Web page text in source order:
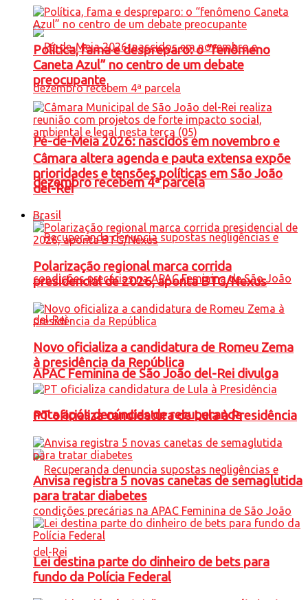
Pé-de-Meia 2026: nascidos em novembro e
dezembro recebem 4ª parcela
APAC Feminina de São João del-Rei divulga
nota após denúncias de recuperanda
Política, fama e despreparo: o “fenômeno
Caneta Azul” no centro de um debate
preocupante
Câmara altera agenda e pauta extensa expõe
prioridades e tensões políticas em São João
del-Rei
Brasil
Polarização regional marca corrida
presidencial de 2026, aponta BTG/Nexus
Novo oficializa a candidatura de Romeu Zema
à presidência da República
PT oficializa candidatura de Lula à Presidência
Anvisa registra 5 novas canetas de semaglutida
para tratar diabetes
Lei destina parte do dinheiro de bets para
fundo da Polícia Federal